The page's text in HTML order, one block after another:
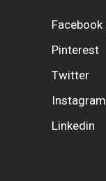
Facebook
Pinterest
Twitter
Instagram
Linkedin